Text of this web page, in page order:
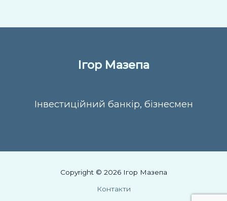
Ігор Мазепа
Інвестиційний банкір, бізнесмен
Copyright © 2026 Ігор Мазепа
Контакти